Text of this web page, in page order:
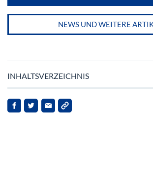
NEWS UND WEITERE
INHALTSVERZEICHNIS
Japans Leitindex gilt als wichtigstes
Asiens